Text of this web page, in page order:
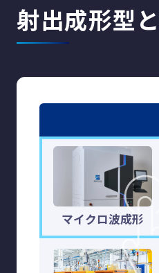
射出成形型
マイクロ波成形